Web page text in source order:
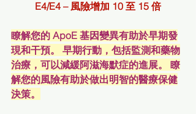
E4/E4 – 風險增加 10 至 15 倍
瞭解您的 ApoE 基因變異有助於早期發
現和干預。 早期行動，包括監測和藥物
治療，可以減緩阿滋海默症的進展。 瞭
解您的風險有助於做出明智的醫療保健
決策。